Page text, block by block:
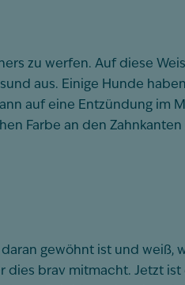
zu werfen. Auf diese
aus. Einige Hunde
auf eine Entzündung im
Farbe an den
gewöhnt ist und weiß,
dies brav mitmacht. Jetzt